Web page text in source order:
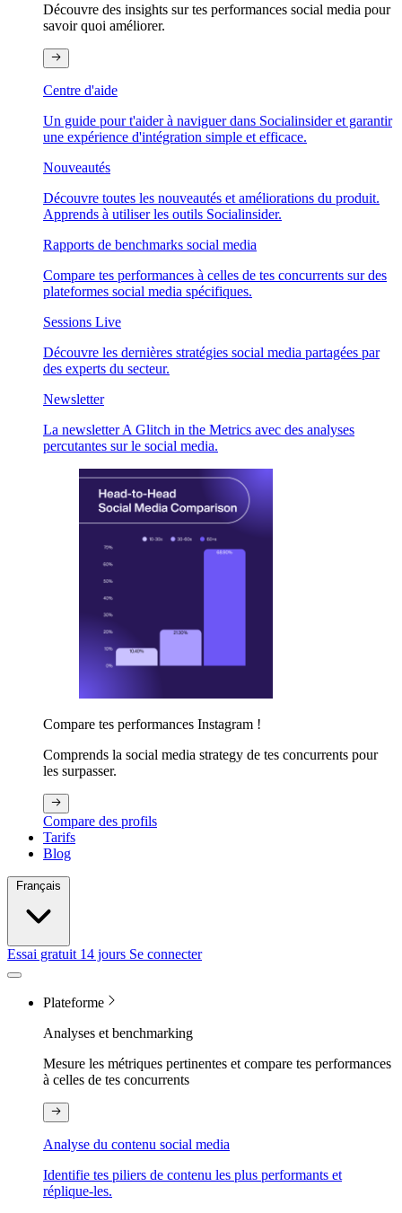
Découvre des insights sur tes performances social media pour
savoir quoi améliorer.
Centre d'aide
Un guide pour t'aider à naviguer dans Socialinsider et garantir
une expérience d'intégration simple et efficace.
Nouveautés
Découvre toutes les nouveautés et améliorations du produit.
Apprends à utiliser les outils Socialinsider.
Rapports de benchmarks social media
Compare tes performances à celles de tes concurrents sur des
plateformes social media spécifiques.
Sessions Live
Découvre les dernières stratégies social media partagées par
des experts du secteur.
Newsletter
La newsletter A Glitch in the Metrics avec des analyses
percutantes sur le social media.
Compare tes performances Instagram !
Comprends la social media strategy de tes concurrents pour
les surpasser.
Compare des profils
Tarifs
Blog
Essai gratuit 14 jours Se connecter
Plateforme
Analyses et benchmarking
Mesure les métriques pertinentes et compare tes performances
à celles de tes concurrents
Analyse du contenu social media
Identifie tes piliers de contenu les plus performants et
réplique-les.